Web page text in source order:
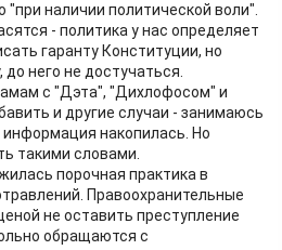
наличии политической воли".
- политика у нас определяет
гаранту Конституции, но
него не достучаться.
с "Дэта", "Дихлофосом" и
и другие случаи - занимаюсь
накопилась. Но
такими словами.
порочная практика в
Правоохранительные
не оставить преступление
обращаются с